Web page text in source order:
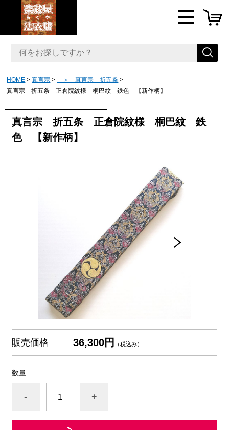
HOME 真言宗
＞ 真言宗 折五条
真言宗 折五条 正倉院紋様 桐巴紋 鉄色 【新作柄】
真言宗 折五条 正倉院紋様 桐巴紋 鉄
色 【新作柄】
販売価格 36,300円 （税込み）
数量
- +